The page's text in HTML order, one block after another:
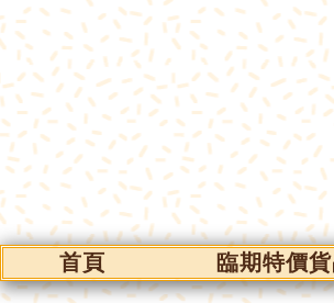
首頁 臨期特價